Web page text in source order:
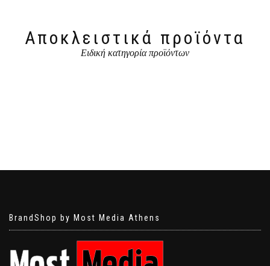
Αποκλειστικά προϊόντα
Ειδική κατηγορία προϊόντων
BrandShop by Most Media Athens